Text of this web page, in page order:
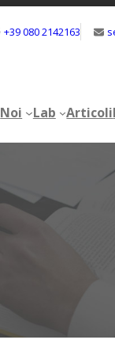
+39 080 2142163
Noi Lab Articoli